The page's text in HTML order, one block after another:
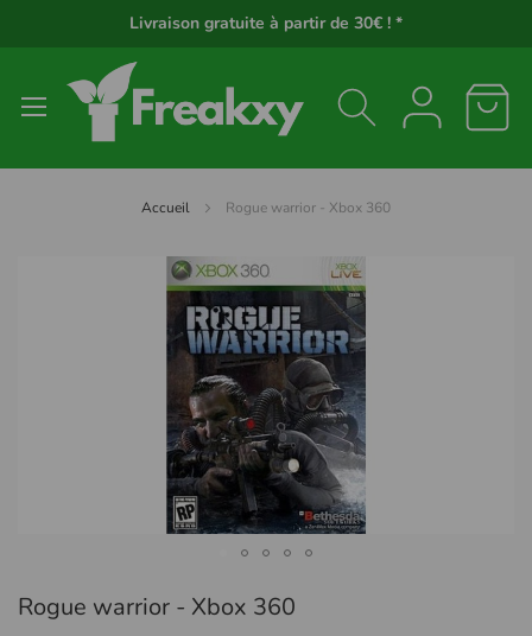
Livraison gratuite à partir de 30€ ! *
Accueil Rogue warrior - Xbox 360
au
Rogue warrior - Xbox 360
Panneau de gestion des cookies